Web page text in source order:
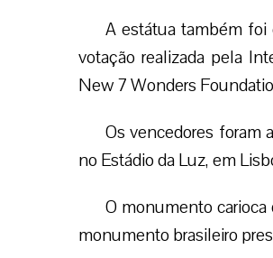
A estátua também
votação realizada pela
New 7 Wonders
Os vencedores foram
no Estádio da Luz, em
O monumento carioca
monumento brasileiro